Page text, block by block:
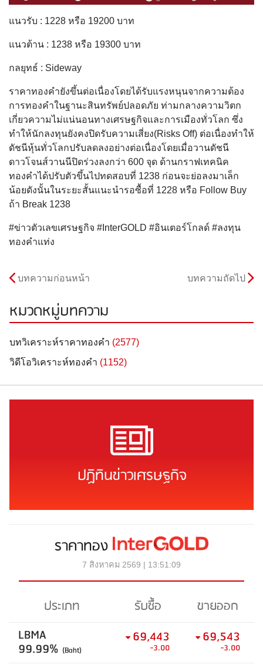
แนวรับ : 1228 หรือ 19200 บาท
แนวต้าน : 1238 หรือ 19300 บาท
กลยุทธ์ : Sideway
ราคาทองคํายังขึ้นต่อเนื่องโดยได้รับแรงหนุนจากความต้อง
การทองคําในฐานะสินทรัพย์ปลอดภัย ท่ามกลางความวิตก
เกี่ยวความไม่แน่นอนทางเศรษฐกิจและการเมืองทั่วโลก ซึ่ง
ทําให้นักลงทุนยังคงปิดรับความเสี่ยง(Risks Off) ต่อเนื่องทำให้
ดัชนีหุ้นทั่วโลกปรับลดลงอย่างต่อเนื่องโดยเมื่อวานดัชนี
ดาวโจนส์วานนีปิดร่วงลงกว่า 600 จุด ด้านกราฟเทคนิค
ทองคำได้ปรับตัวขึ้นไปทดสอบที่ 1238 ก่อนจะย่อลงมาเล็ก
น้อยดังนั้นในระยะสั้นแนะนำรอซื้อที่ 1228 หรือ Follow Buy
ถ้า Break 1238
#ข่าวตัวเลขเศรษฐกิจ #InterGOLD #อินเตอร์โกลด์ #ลงทุน
ทองคำแท่ง
บทความก่อนหน้า บทความถัดไป
หมวดหมู่บทความ
บทวิเคราะห์ราคาทองคำ (2577)
วิดีโอวิเคราะห์ทองคำ (1152)
ปฏิทินข่าวเศรษฐกิจ
ราคาทอง
7 สิงหาคม 2569 | 13:51:09
ประเภท รับซื้อ
ขายออก
LBMA
99.99% (Baht)
69,443
-3.00
69,543
-3.00